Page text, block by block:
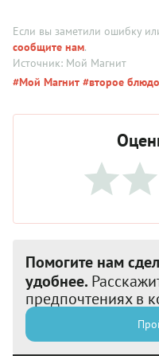
Если вы заметили ошибку
сообщите нам.
Источник: Мой Магнит
#Мой Магнит #второе блюдо
Помогите нам
удобнее.
предпочтениях в